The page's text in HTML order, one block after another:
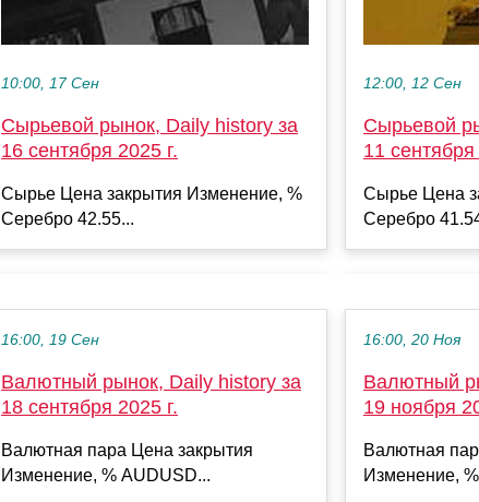
10:00, 17 Сен
Сырьевой рынок, Daily history за
16 сентября 2025 г.
Сырье Цена закрытия Изменение, %
Серебро 42.55...
12:00, 12 Сен
Сырьевой
11 сентября
Сырье Цена
Серебро
16:00, 19 Сен
Валютный рынок, Daily history за
18 сентября 2025 г.
Валютная пара Цена закрытия
Изменение, % AUDUSD...
16:00, 20 Ноя
Валютный
19 ноября
Валютная
Изменение,